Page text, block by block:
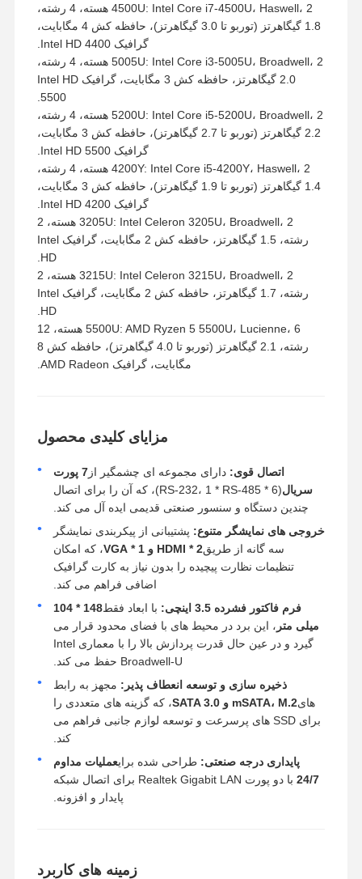
4500U: Intel Core i7-4500U، Haswell، 2 هسته، 4 رشته،
1.8 گیگاهرتز (توربو تا 3.0 گیگاهرتز)، حافظه کش 4 مگابایت،
گرافیک Intel HD 4400.
5005U: Intel Core i3-5005U، Broadwell، 2 هسته، 4 رشته،
2.0 گیگاهرتز، حافظه کش 3 مگابایت، گرافیک Intel HD
5500.
5200U: Intel Core i5-5200U، Broadwell، 2 هسته، 4 رشته،
2.2 گیگاهرتز (توربو تا 2.7 گیگاهرتز)، حافظه کش 3 مگابایت،
گرافیک Intel HD 5500.
4200Y: Intel Core i5-4200Y، Haswell، 2 هسته، 4 رشته،
1.4 گیگاهرتز (توربو تا 1.9 گیگاهرتز)، حافظه کش 3 مگابایت،
گرافیک Intel HD 4200.
3205U: Intel Celeron 3205U، Broadwell، 2 هسته، 2
رشته، 1.5 گیگاهرتز، حافظه کش 2 مگابایت، گرافیک Intel
HD.
3215U: Intel Celeron 3215U، Broadwell، 2 هسته، 2
رشته، 1.7 گیگاهرتز، حافظه کش 2 مگابایت، گرافیک Intel
HD.
5500U: AMD Ryzen 5 5500U، Lucienne، 6 هسته، 12
رشته، 2.1 گیگاهرتز (توربو تا 4.0 گیگاهرتز)، حافظه کش 8
مگابایت، گرافیک AMD Radeon.
مزایای کلیدی محصول
اتصال قوی: دارای مجموعه ای چشمگیر از
7 پورت
سریال
(6 * RS-232، 1 * RS-485)، که آن را برای اتصال
چندین دستگاه و سنسور صنعتی قدیمی ایده آل می کند.
خروجی های نمایشگر متنوع: پشتیبانی از پیکربندی نمایشگر
سه گانه از طریق2 * HDMI و 1 * VGA
، که امکان
تنظیمات نظارت پیچیده را بدون نیاز به کارت گرافیک
اضافی فراهم می کند.
فرم فاکتور فشرده 3.5 اینچی:
با ابعاد فقط
148 * 104
میلی متر ، این برد در محیط های با فضای محدود قرار می
گیرد و در عین حال قدرت پردازش بالا را با معماری Intel
Broadwell-U حفظ می کند.
ذخیره سازی و توسعه انعطاف پذیر: مجهز به رابط
هایmSATA، M.2 و SATA 3.0
، که گزینه های متعددی را
برای SSD های پرسرعت و توسعه لوازم جانبی فراهم می
کند.
پایداری درجه صنعتی: طراحی شده برایعملیات مداوم
24/7
با دو پورت Realtek Gigabit LAN برای اتصال شبکه
پایدار و افزونه.
زمینه های کاربرد